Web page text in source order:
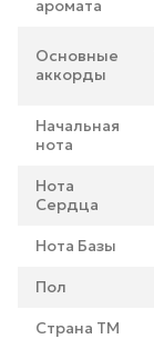
аромата
Основные
аккорды
Начальная
нота
Нота
Сердца
Нота Базы
Пол
Страна ТМ